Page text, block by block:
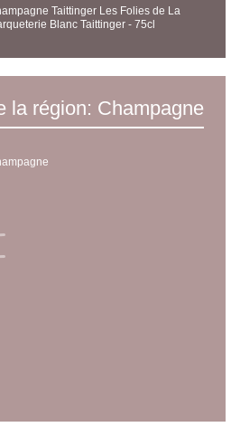
Taittinger Les Folies de La
Blanc Taittinger - 75cl
la région: Champagne